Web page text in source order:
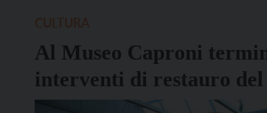
Al Museo Caproni
interventi di restauro
“Balilla”